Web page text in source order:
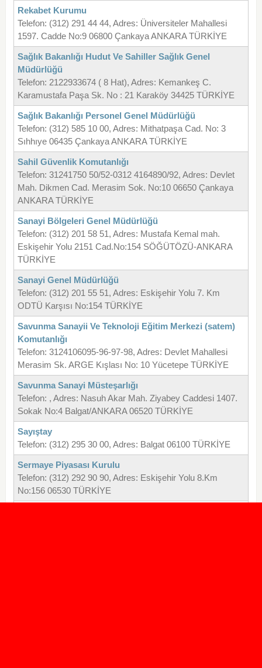
Rekabet Kurumu
Telefon: (312) 291 44 44, Adres: Üniversiteler Mahallesi
1597. Cadde No:9 06800 Çankaya ANKARA TÜRKİYE
Sağlık Bakanlığı Hudut Ve Sahiller Sağlık Genel
Müdürlüğü
Telefon: 2122933674 ( 8 Hat), Adres: Kemankeş C.
Karamustafa Paşa Sk. No : 21 Karaköy 34425 TÜRKİYE
Sağlık Bakanlığı Personel Genel Müdürlüğü
Telefon: (312) 585 10 00, Adres: Mithatpaşa Cad. No: 3
Sıhhıye 06435 Çankaya ANKARA TÜRKİYE
Sahil Güvenlik Komutanlığı
Telefon: 31241750 50/52-0312 4164890/92, Adres: Devlet
Mah. Dikmen Cad. Merasim Sok. No:10 06650 Çankaya
ANKARA TÜRKİYE
Sanayi Bölgeleri Genel Müdürlüğü
Telefon: (312) 201 58 51, Adres: Mustafa Kemal mah.
Eskişehir Yolu 2151 Cad.No:154 SÖĞÜTÖZÜ-ANKARA
TÜRKİYE
Sanayi Genel Müdürlüğü
Telefon: (312) 201 55 51, Adres: Eskişehir Yolu 7. Km
ODTÜ Karşısı No:154 TÜRKİYE
Savunma Sanayii Ve Teknoloji Eğitim Merkezi (satem)
Komutanlığı
Telefon: 3124106095-96-97-98, Adres: Devlet Mahallesi
Merasim Sk. ARGE Kışlası No: 10 Yücetepe TÜRKİYE
Savunma Sanayi Müsteşarlığı
Telefon: , Adres: Nasuh Akar Mah. Ziyabey Caddesi 1407.
Sokak No:4 Balgat/ANKARA 06520 TÜRKİYE
Sayıştay
Telefon: (312) 295 30 00, Adres: Balgat 06100 TÜRKİYE
Sermaye Piyasası Kurulu
Telefon: (312) 292 90 90, Adres: Eskişehir Yolu 8.Km
No:156 06530 TÜRKİYE